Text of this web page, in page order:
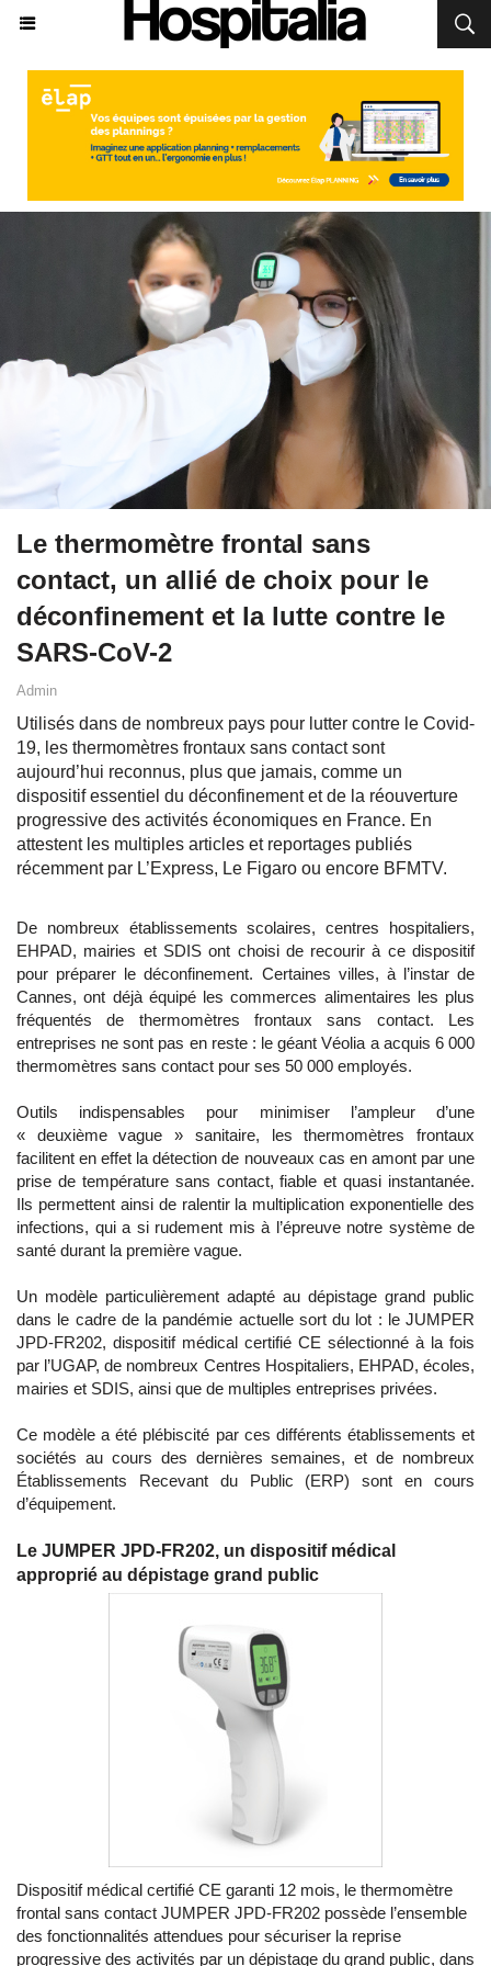
Le thermomètre frontal sans
contact, un allié de choix pour le
déconfinement et la lutte contre le
SARS-CoV-2
Admin
Utilisés dans de nombreux pays pour lutter contre le Covid-
19, les thermomètres frontaux sans contact sont
aujourd’hui reconnus, plus que jamais, comme un
dispositif essentiel du déconfinement et de la réouverture
progressive des activités économiques en France. En
attestent les multiples articles et reportages publiés
récemment par L’Express, Le Figaro ou encore BFMTV.
De nombreux établissements scolaires, centres hospitaliers,
EHPAD, mairies et SDIS ont choisi de recourir à ce dispositif
pour préparer le déconfinement. Certaines villes, à l’instar de
Cannes, ont déjà équipé les commerces alimentaires les plus
fréquentés de thermomètres frontaux sans contact. Les
entreprises ne sont pas en reste : le géant Véolia a acquis 6 000
thermomètres sans contact pour ses 50 000 employés.
​Outils indispensables pour minimiser l’ampleur d’une
« deuxième vague » sanitaire, les thermomètres frontaux
facilitent en effet la détection de nouveaux cas en amont par une
prise de température sans contact, fiable et quasi instantanée.
Ils permettent ainsi de ralentir la multiplication exponentielle des
infections, qui a si rudement mis à l’épreuve notre système de
santé durant la première vague.
Un modèle particulièrement adapté au dépistage grand public
dans le cadre de la pandémie actuelle sort du lot : le JUMPER
JPD-FR202, dispositif médical certifié CE sélectionné à la fois
par l’UGAP, de nombreux Centres Hospitaliers, EHPAD, écoles,
mairies et SDIS, ainsi que de multiples entreprises privées.
Ce modèle a été plébiscité par ces différents établissements et
sociétés au cours des dernières semaines, et de nombreux
Établissements Recevant du Public (ERP) sont en cours
d’équipement.
Le JUMPER JPD-FR202, un dispositif médical
approprié au dépistage grand public
Dispositif médical certifié CE garanti 12 mois, le thermomètre
frontal sans contact JUMPER JPD-FR202 possède l’ensemble
des fonctionnalités attendues pour sécuriser la reprise
progressive des activités par un dépistage du grand public, dans